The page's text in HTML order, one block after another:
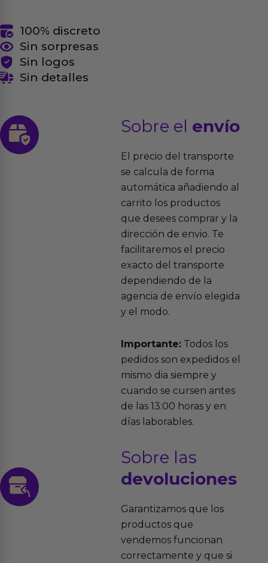
100% discreto
Sin sorpresas
Sin logos
Sin detalles
Sobre el envío
El precio del transporte
se calcula de forma
automática añadiendo al
carrito los productos
que desees comprar y la
dirección de envio. Te
facilitaremos el precio
exacto del transporte
dependiendo de la
agencia de envío elegida
y el modo.
Importante:Todos los
pedidos son expedidos el
mismo dia siempre y
cuando se cursen antes
de las 13:00 horas y en
días laborables.
Sobre las
devoluciones
Garantizamos que los
productos que
vendemos funcionan
correctamente y que si